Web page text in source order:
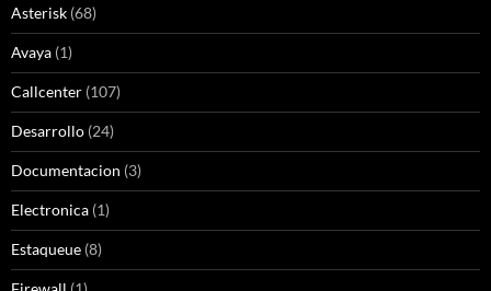
Asterisk (68)
Avaya (1)
Callcenter (107)
Desarrollo (24)
Documentacion (3)
Electronica (1)
Estaqueue (8)